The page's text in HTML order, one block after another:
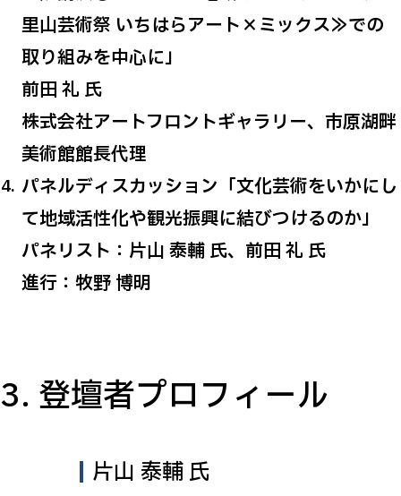
里山芸術祭 いちはらアート×ミックス≫での
取り組みを中心に」
前田 礼 氏
株式会社アートフロントギャラリー、市原湖畔
美術館館長代理
パネルディスカッション「文化芸術をいかにし
て地域活性化や観光振興に結びつけるのか」
パネリスト：片山 泰輔 氏、前田 礼 氏
進行：牧野 博明
3. 登壇者プロフィール
片山 泰輔 氏